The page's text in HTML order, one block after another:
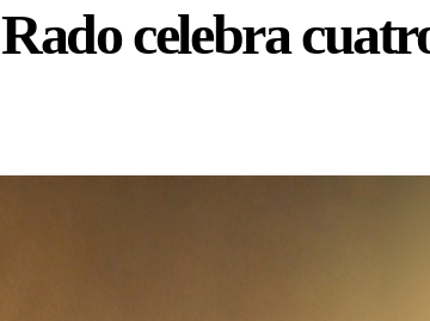
Rado celebra